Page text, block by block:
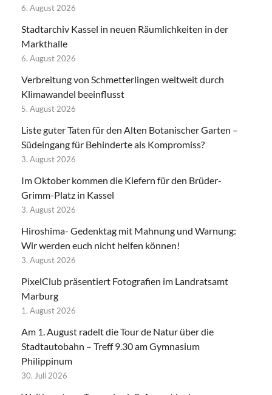
6. August 2026
Stadtarchiv Kassel in neuen Räumlichkeiten in der
Markthalle
6. August 2026
Verbreitung von Schmetterlingen weltweit durch
Klimawandel beeinflusst
5. August 2026
Liste guter Taten für den Alten Botanischer Garten –
Südeingang für Behinderte als Kompromiss?
3. August 2026
Im Oktober kommen die Kiefern für den Brüder-
Grimm-Platz in Kassel
3. August 2026
Hiroshima- Gedenktag mit Mahnung und Warnung:
Wir werden euch nicht helfen können!
3. August 2026
PixelClub präsentiert Fotografien im Landratsamt
Marburg
1. August 2026
Am 1. August radelt die Tour de Natur über die
Stadtautobahn – Treff 9.30 am Gymnasium
Philippinum
30. Juli 2026